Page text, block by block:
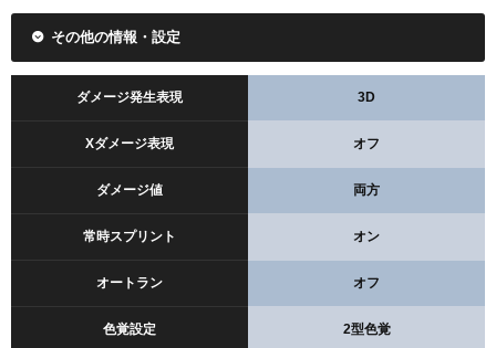
その他の情報・設定
ダメージ発生表現 3D
Xダメージ表現 オフ
ダメージ値 両方
常時スプリント オン
オートラン オフ
色覚設定 2型色覚